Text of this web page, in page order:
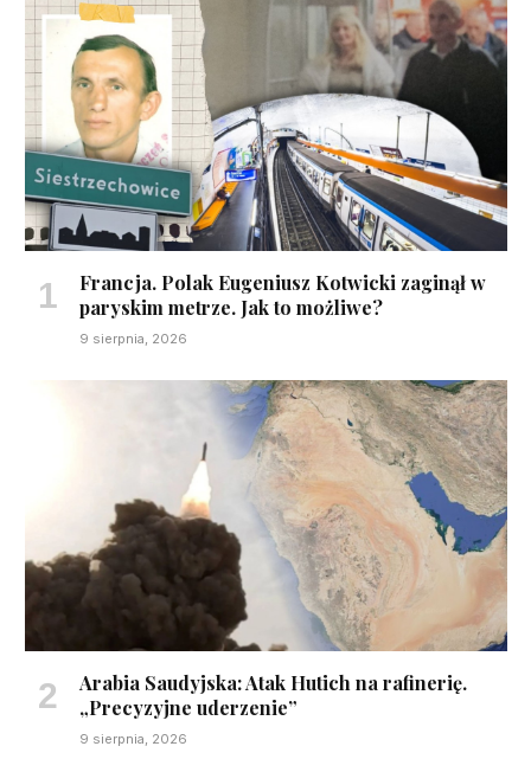
Francja. Polak Eugeniusz Kotwicki zaginął w
paryskim metrze. Jak to możliwe?
9 sierpnia, 2026
Arabia Saudyjska: Atak Hutich na rafinerię.
„Precyzyjne uderzenie”
9 sierpnia, 2026